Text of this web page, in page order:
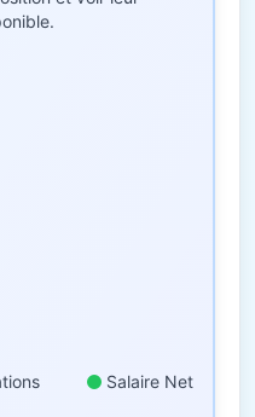
Salaire Net